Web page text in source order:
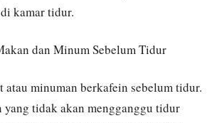
kamar tidur.
dan Minum Sebelum Tidur
atau minuman berkafein sebelum tidur.
tidak akan mengganggu tidur